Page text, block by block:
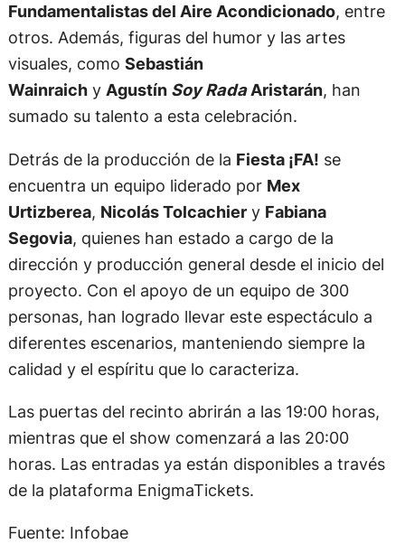
Fundamentalistas del Aire Acondicionado, entre
otros. Además, figuras del humor y las artes
visuales, como Sebastián
Wainraichy Agustín Soy RadaAristarán, han
sumado su talento a esta celebración.
Detrás de la producción de la Fiesta ¡FA! se
encuentra un equipo liderado por Mex
Urtizberea, Nicolás Tolcachiery Fabiana
Segovia, quienes han estado a cargo de la
dirección y producción general desde el inicio del
proyecto. Con el apoyo de un equipo de 300
personas, han logrado llevar este espectáculo a
diferentes escenarios, manteniendo siempre la
calidad y el espíritu que lo caracteriza.
Las puertas del recinto abrirán a las 19:00 horas,
mientras que el show comenzará a las 20:00
horas. Las entradas ya están disponibles a través
de la plataforma EnigmaTickets.
Fuente: Infobae